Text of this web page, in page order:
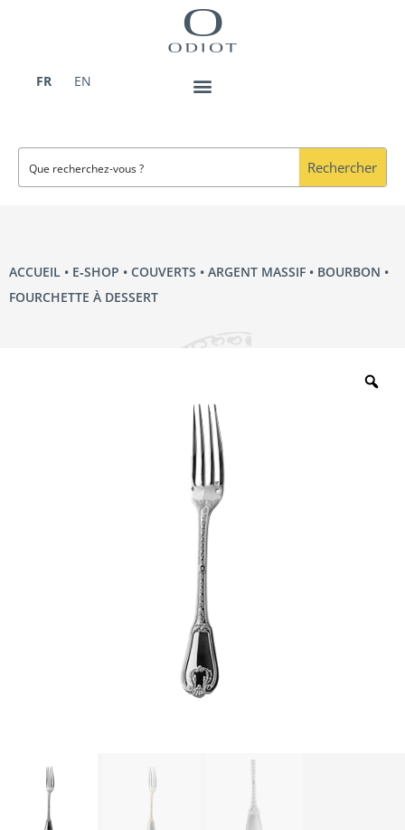
FR
EN
Rechercher
ACCUEIL • E‑SHOP • COUVERTS • ARGENT MASSIF • BOURBON •
FOURCHETTE À DESSERT